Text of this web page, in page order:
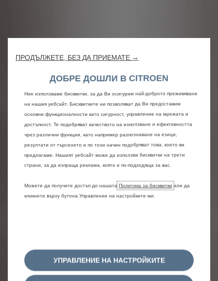
ПРОДЪЛЖЕТЕ, БЕЗ ДА ПРИЕМАТЕ →
ДОБРЕ ДОШЛИ В CITROEN
Ние използваме бисквитки, за да Ви осигурим най-доброто преживяване
на нашия уебсайт. Бисквитките ни позволяват да Ви предоставим
основни функционалности като сигурност, управление на мрежата и
достъпност. Те подобряват качеството на използване и ефективността
чрез различни функции, като например разпознаване на езици,
резултати от търсенето и по този начин подобряват това, което ви
предлагаме. Нашият уебсайт може да използва бисквитки на трети
страни, за да изпраща реклама, която е по-подходяща за вас.
Можете да получите достъп до нашата Политика за бисквитки или да
кликнете върху бутона Управление на настройките ми.
УПРАВЛЕНИЕ НА НАСТРОЙКИТЕ